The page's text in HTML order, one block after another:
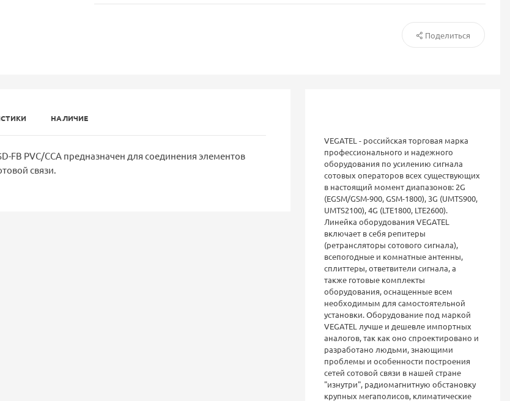
Поделиться
НАЛИЧИЕ
FB PVC/CCA предназначен для соединения элементов
связи.
VEGATEL - российская торговая марка
профессионального и надежного
оборудования по усилению сигнала
сотовых операторов всех существующих
в настоящий момент диапазонов: 2G
(EGSM/GSM-900, GSM-1800), 3G (UMTS900,
UMTS2100), 4G (LTE1800, LTE2600).
Линейка оборудования VEGATEL
включает в себя репитеры
(ретрансляторы сотового сигнала),
всепогодные и комнатные антенны,
сплиттеры, ответвители сигнала, а
также готовые комплекты
оборудования, оснащенные всем
необходимым для самостоятельной
установки. Оборудование под маркой
VEGATEL лучше и дешевле импортных
аналогов, так как оно спроектировано и
разработано людьми, знающими
проблемы и особенности построения
сетей сотовой связи в нашей стране
"изнутри", радиомагнитную обстановку
крупных мегаполисов, климатические